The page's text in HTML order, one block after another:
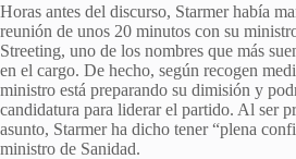
Horas antes del discurso, Starmer había
reunión de unos 20 minutos con su
Streeting, uno de los nombres que más
en el cargo. De hecho, según recogen
ministro está preparando su dimisión y
candidatura para liderar el partido. Al ser
asunto, Starmer ha dicho tener “plena
ministro de Sanidad.